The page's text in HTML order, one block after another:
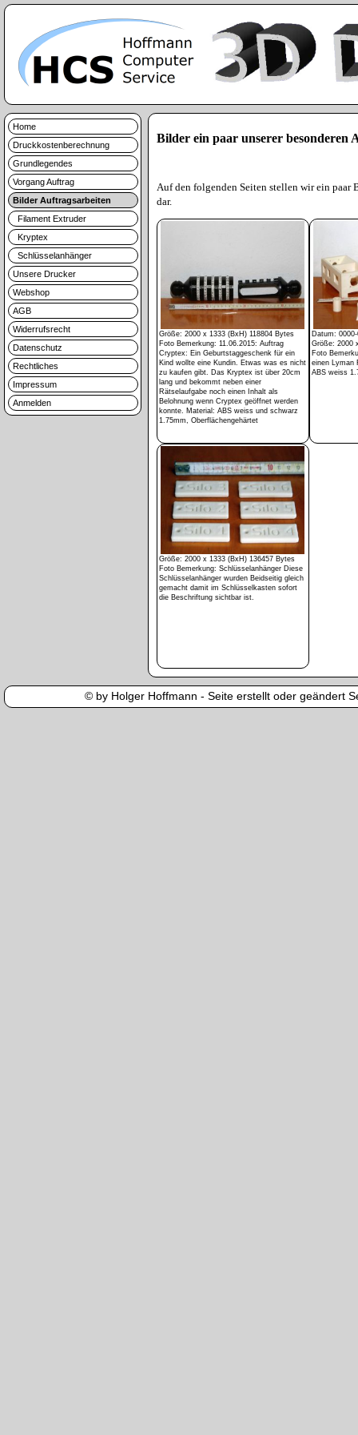
Home
Druckkostenberechnung
Grundlegendes
Vorgang Auftrag
Bilder Auftragsarbeiten
Filament Extruder
Kryptex
Schlüsselanhänger
Unsere Drucker
Webshop
AGB
Widerrufsrecht
Datenschutz
Rechtliches
Impressum
Anmelden
Bilder ein paar unserer besonderen
Auf den folgenden Seiten stellen wir ein paar
dar.
Größe: 2000 x 1333 (BxH) 118804 Bytes
Foto Bemerkung: 11.06.2015: Auftrag
Cryptex: Ein Geburtstaggeschenk für ein
Kind wollte eine Kundin. Etwas was es nicht
zu kaufen gibt. Das Kryptex ist über 20cm
lang und bekommt neben einer
Rätselaufgabe noch einen Inhalt als
Belohnung wenn Cryptex geöffnet werden
konnte. Material: ABS weiss und schwarz
1.75mm, Oberflächengehärtet
Datum:
Größe: 2000
Foto
einen Lyman
ABS weiss
Größe: 2000 x 1333 (BxH) 136457 Bytes
Foto Bemerkung: Schlüsselanhänger Diese
Schlüsselanhänger wurden Beidseitig gleich
gemacht damit im Schlüsselkasten sofort
die Beschriftung sichtbar ist.
© by Holger Hoffmann - Seite erstellt oder geändert